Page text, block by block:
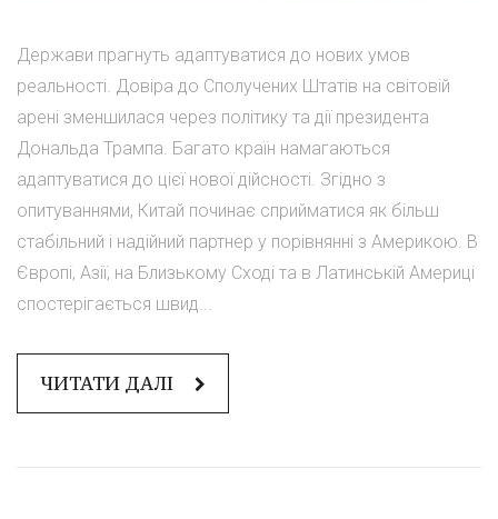
Держави прагнуть адаптуватися до нових умов
реальності. Довіра до Сполучених Штатів на світовій
арені зменшилася через політику та дії президента
Дональда Трампа. Багато країн намагаються
адаптуватися до цієї нової дійсності. Згідно з
опитуваннями, Китай починає сприйматися як більш
стабільний і надійний партнер у порівнянні з Америкою. В
Європі, Азії, на Близькому Сході та в Латинській Америці
спостерігається швид...
ЧИТАТИ ДАЛІ